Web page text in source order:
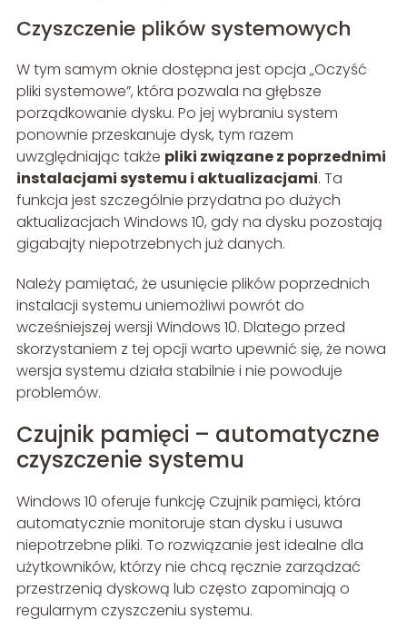
Czyszczenie plików systemowych
W tym samym oknie dostępna jest opcja „Oczyść
pliki systemowe”, która pozwala na głębsze
porządkowanie dysku. Po jej wybraniu system
ponownie przeskanuje dysk, tym razem
uwzględniając także pliki związane z poprzednimi
instalacjami systemu i aktualizacjami. Ta
funkcja jest szczególnie przydatna po dużych
aktualizacjach Windows 10, gdy na dysku pozostają
gigabajty niepotrzebnych już danych.
Należy pamiętać, że usunięcie plików poprzednich
instalacji systemu uniemożliwi powrót do
wcześniejszej wersji Windows 10. Dlatego przed
skorzystaniem z tej opcji warto upewnić się, że nowa
wersja systemu działa stabilnie i nie powoduje
problemów.
Czujnik pamięci – automatyczne
czyszczenie systemu
Windows 10 oferuje funkcję Czujnik pamięci, która
automatycznie monitoruje stan dysku i usuwa
niepotrzebne pliki. To rozwiązanie jest idealne dla
użytkowników, którzy nie chcą ręcznie zarządzać
przestrzenią dyskową lub często zapominają o
regularnym czyszczeniu systemu.